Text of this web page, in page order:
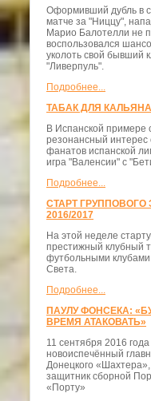
Оформивший дубль в
матче за "Ниццу",
Марио Балотелли не
воспользовался
уколоть свой бывший
"Ливерпуль".
Подробнее...
ТАБАК ДЛЯ КАЛЬЯНА
В Испанской примере
резонансный интерес
фанатов испанской
игра "Валенсии" с
Подробнее...
СТАРТ ГРУППОВОГО
2016/2017
На этой неделе
престижный клубный
футбольными клубами
Света.
Подробнее...
ПАУЛУ ФОНСЕКА:
ВРЕМЯ АТАКОВАТЬ»
11 сентября 2016 года
новоиспечённый
Донецкого
защитник сборной
«Порту»